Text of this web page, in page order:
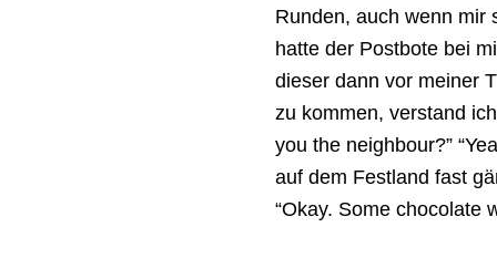
Runden, auch wenn mir
hatte der Postbote bei
dieser dann vor meiner
zu kommen, verstand
you the neighbour?”
auf dem Festland fast
“Okay. Some chocolate